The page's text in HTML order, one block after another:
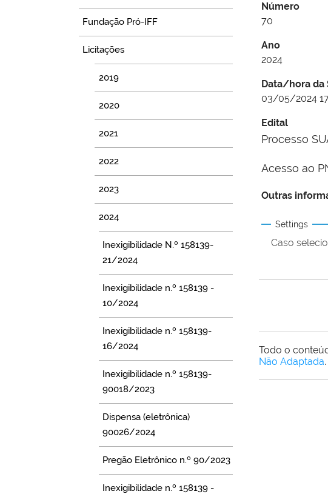
Fundação Pró-IFF
Licitações
2019
2020
2021
2022
2023
2024
Inexigibilidade N.º 158139-
21/2024
Inexigibilidade n.º 158139 -
10/2024
Inexigibilidade n.º 158139-
16/2024
Inexigibilidade n.º 158139-
90018/2023
Dispensa (eletrônica)
90026/2024
Pregão Eletrônico n.º 90/2023
Inexigibilidade n.º 158139 -
Número
70
Ano
2024
Data/hora da
03/05/2024
Edital
Processo
Acesso ao
Outras
Settings
Caso
Todo o
Não Adaptada.